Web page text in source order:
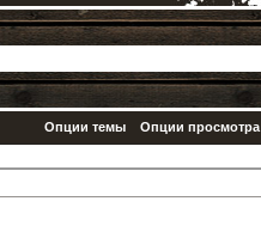
Опции темы Опции просмотра